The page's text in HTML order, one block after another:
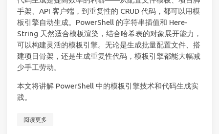
手架、API 客户端，到重复性的 CRUD 代码，都可以用模
板引擎自动生成。PowerShell 的字符串插值和 Here-
String 天然适合模板渲染，结合哈希表的对象展开能力，
可以构建灵活的模板引擎。无论是生成批量配置文件、搭
建项目骨架，还是生成重复性代码，模板引擎都能大幅减
少手工劳动。
本文将讲解 PowerShell 中的模板引擎技术和代码生成实
践。
阅读更多